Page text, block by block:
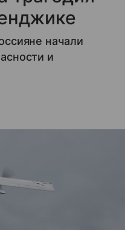
начали
и